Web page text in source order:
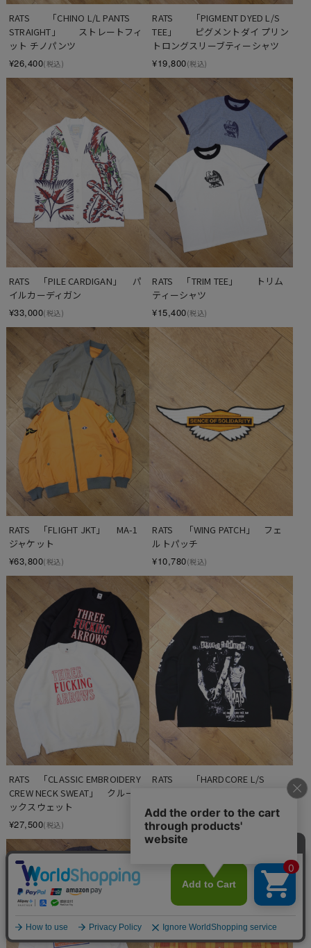
RATS　　「CHINO L/L PANTS
STRAIGHT」　　ストレートフィ
ット チノパンツ
¥26,400(税込)
RATS　　「PIGMENT DYED L/S
TEE」　　ピグメントダイ プリン
トロングスリーブティーシャツ
¥19,800(税込)
RATS　「PILE CARDIGAN」　 パ
イルカーディガン
¥33,000(税込)
RATS　「TRIM TEE」　　トリム
ティーシャツ
¥15,400(税込)
RATS　「FLIGHT JKT」　 MA-1
ジャケット
¥63,800(税込)
RATS　 「WING PATCH」　フェ
ルトパッチ
¥10,780(税込)
RATS　「CLASSIC EMBROIDERY
CREW NECK SWEAT」　クルーネ
ックスウェット
¥27,500(税込)
RATS　　「HARDCORE L/S
ブティーシャツ
¥25,300(税込)